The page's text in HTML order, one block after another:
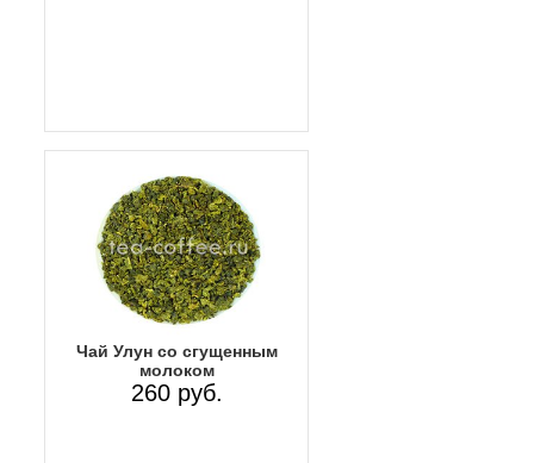
Чай Улун со сгущенным
молоком
260 руб.